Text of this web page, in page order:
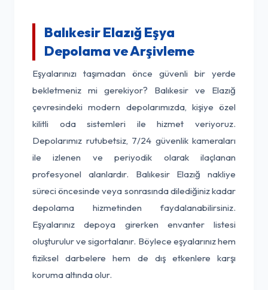
Balıkesir Elazığ Eşya
Depolama ve Arşivleme
Eşyalarınızı taşımadan önce güvenli bir yerde
bekletmeniz mi gerekiyor? Balıkesir ve Elazığ
çevresindeki modern depolarımızda, kişiye özel
kilitli oda sistemleri ile hizmet veriyoruz.
Depolarımız rutubetsiz, 7/24 güvenlik kameraları
ile izlenen ve periyodik olarak ilaçlanan
profesyonel alanlardır. Balıkesir Elazığ nakliye
süreci öncesinde veya sonrasında dilediğiniz kadar
depolama hizmetinden faydalanabilirsiniz.
Eşyalarınız depoya girerken envanter listesi
oluşturulur ve sigortalanır. Böylece eşyalarınız hem
fiziksel darbelere hem de dış etkenlere karşı
koruma altında olur.